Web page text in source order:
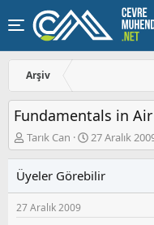
Arşiv
Fundamentals in
K
o
u
y
u
Tarık Can
B
a
l
a
27 Aralık
Üyeler Görebilir
27 Aralık 2009